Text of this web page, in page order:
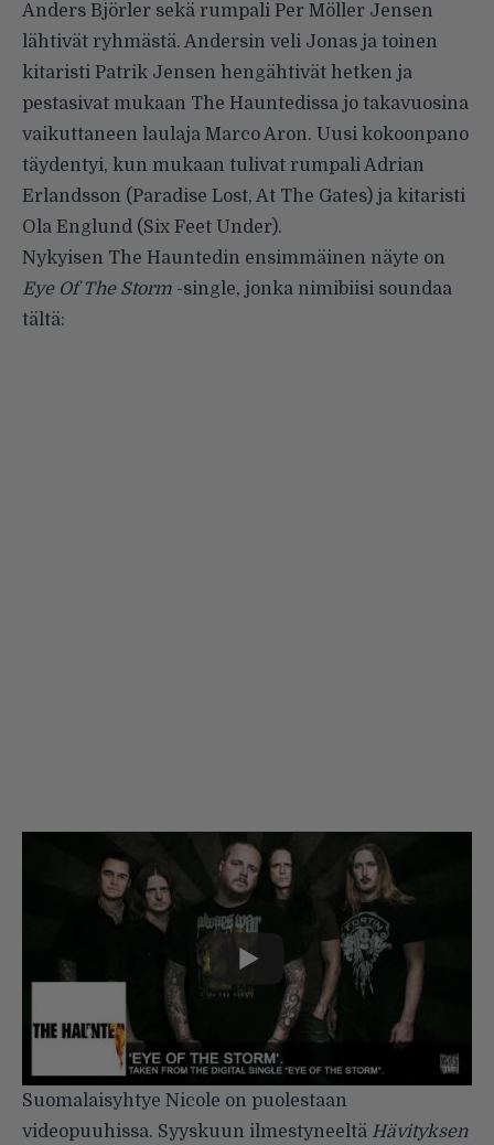
Anders Björler sekä rumpali Per Möller Jensen
lähtivät ryhmästä. Andersin veli Jonas ja toinen
kitaristi Patrik Jensen hengähtivät hetken ja
pestasivat mukaan The Hauntedissa jo takavuosina
vaikuttaneen laulaja Marco Aron. Uusi kokoonpano
täydentyi, kun mukaan tulivat rumpali Adrian
Erlandsson (Paradise Lost, At The Gates) ja kitaristi
Ola Englund (Six Feet Under).
Nykyisen The Hauntedin ensimmäinen näyte on
Eye Of The Storm -single, jonka nimibiisi soundaa
tältä:
Suomalaisyhtye Nicole on puolestaan
videopuuhissa. Syyskuun ilmestyneeltä Hävityksen